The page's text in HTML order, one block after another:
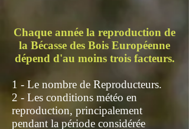
Chaque année la reproduction de
la Bécasse des Bois Européenne
dépend d'au moins trois facteurs.
1 - Le nombre de Reproducteurs.
2 - Les conditions météo en
reproduction, principalement
pendant la période considérée